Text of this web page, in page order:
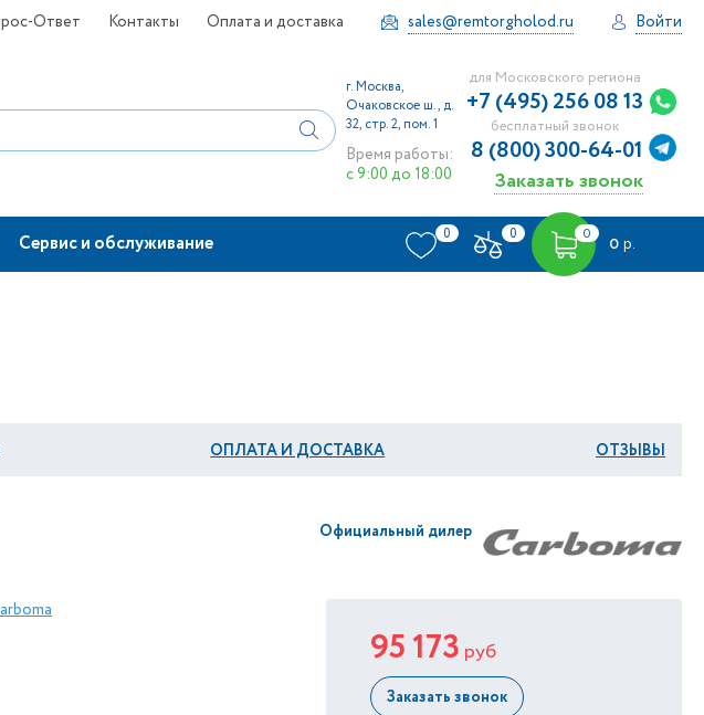
Ответ Контакты Оплата и доставка sales@remtorgholod.ru Войти
г. Москва,
Очаковское ш., д.
32, стр. 2, пом. 1
Время работы:
с 9:00 до 18:00
для Московского региона
+7 (495) 256 08 13
бесплатный звонок
8 (800) 300-64-01
Заказать звонок
Сервис и обслуживание 0 0 0
0 р.
ОПЛАТА И ДОСТАВКА ОТЗЫВЫ
Официальный дилер
95 173 руб
Заказать звонок